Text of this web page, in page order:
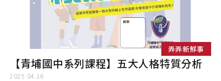
弄弄新鮮事
【青埔國中系列課程】五大人格特質分析
2025.04.16